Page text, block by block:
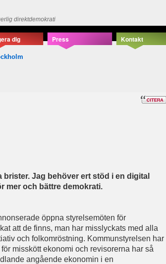
direktdemokrati
dig Press Kontakt
Jag behöver ert stöd i en digital
mer och bättre demokrati.
öppna styrelsemöten för
att de finns, man har misslyckats med alla
och folkomröstning. Kommunstyrelsen har
misskött ekonomi och revisorerna har så
angående ekonomin i en